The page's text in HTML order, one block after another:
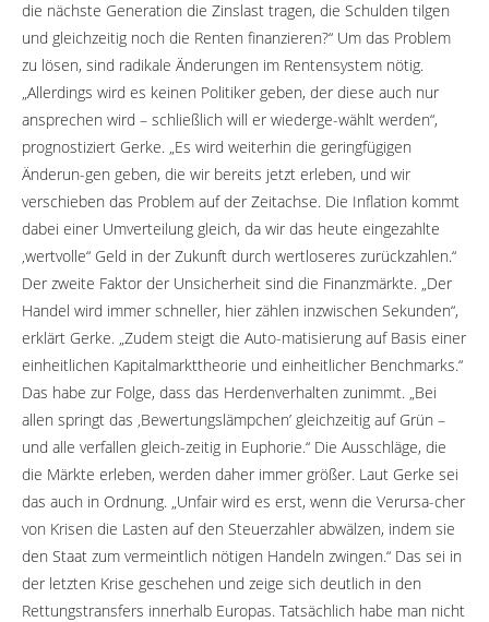
die nächste Generation die Zinslast tragen, die Schulden tilgen
und gleichzeitig noch die Renten finanzieren?“ Um das Problem
zu lösen, sind radikale Änderungen im Rentensystem nötig.
„Allerdings wird es keinen Politiker geben, der diese auch nur
ansprechen wird – schließlich will er wiederge-wählt werden“,
prognostiziert Gerke. „Es wird weiterhin die geringfügigen
Änderun-gen geben, die wir bereits jetzt erleben, und wir
verschieben das Problem auf der Zeitachse. Die Inflation kommt
dabei einer Umverteilung gleich, da wir das heute eingezahlte
‚wertvolle“ Geld in der Zukunft durch wertloseres zurückzahlen.“
Der zweite Faktor der Unsicherheit sind die Finanzmärkte. „Der
Handel wird immer schneller, hier zählen inzwischen Sekunden“,
erklärt Gerke. „Zudem steigt die Auto-matisierung auf Basis einer
einheitlichen Kapitalmarkttheorie und einheitlicher Benchmarks.“
Das habe zur Folge, dass das Herdenverhalten zunimmt. „Bei
allen springt das ‚Bewertungslämpchen’ gleichzeitig auf Grün –
und alle verfallen gleich-zeitig in Euphorie.“ Die Ausschläge, die
die Märkte erleben, werden daher immer größer. Laut Gerke sei
das auch in Ordnung. „Unfair wird es erst, wenn die Verursa-cher
von Krisen die Lasten auf den Steuerzahler abwälzen, indem sie
den Staat zum vermeintlich nötigen Handeln zwingen.“ Das sei in
der letzten Krise geschehen und zeige sich deutlich in den
Rettungstransfers innerhalb Europas. Tatsächlich habe man nicht